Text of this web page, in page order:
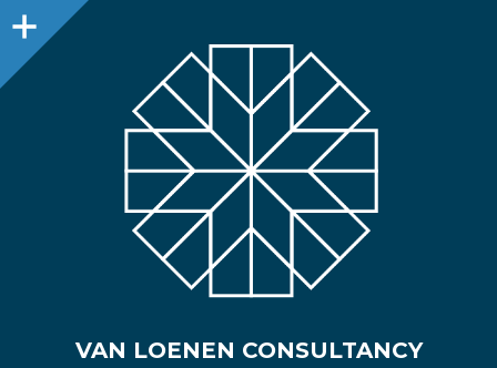
Sidebar
VAN LOENEN CONSULTANCY